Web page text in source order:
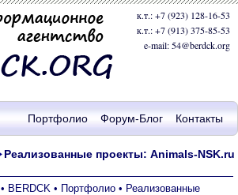
к.т.: +7 (923) 128-16-53
к.т.: +7 (913) 375-85-53
e-mail: 54@berdck.org
Контакты
Форум-Блог
Портфолио
Реализованные проекты: Animals-NSK.ru
• BERDCK • Портфолио • Реализованные